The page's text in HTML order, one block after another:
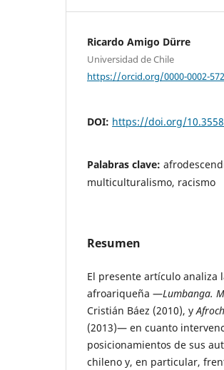
Ricardo Amigo Dürre
Universidad de Chile
https://orcid.org/0000-0002-
DOI: https://doi.org/
Palabras clave:
multiculturalismo, racismo
Resumen
El presente artículo analiza
afroariqueña —Lumbanga.
Cristián Báez (2010), y
(2013)— en cuanto
posicionamientos de sus
chileno y, en particular,